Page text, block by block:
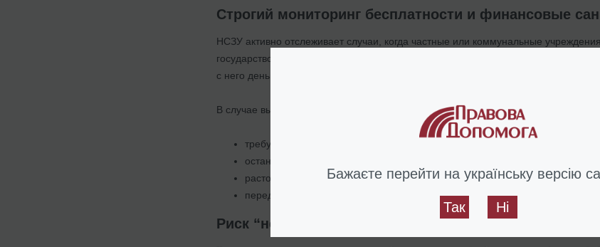
Строгий мониторинг бесплатности и финансовые
НСЗУ активно отслеживает случаи, когда частные или коммунальные
государством в рамках Программы медицинских гарантий. Если в вашей
с него деньги за использованные материалы, анестезию или дополнительные
В случае выявления таких фактов через жалобы пациентов или во время
требует возврата средств в бюджет;
останавливает оплату пакета;
расторгает договор с учреждением;
передает информацию контролирующим органам.
Риск “нейтральности бюджета”
Бажаєте перейти на українську версію
Так Ні